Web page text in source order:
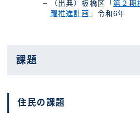
（出典）板橋区「第２期
躍推進計画 」令和6年
課題
住民の課題